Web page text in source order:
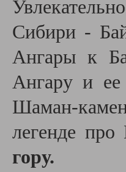
Сибири -
Ангары к
Ангару и
Шаман-
легенде
гору.